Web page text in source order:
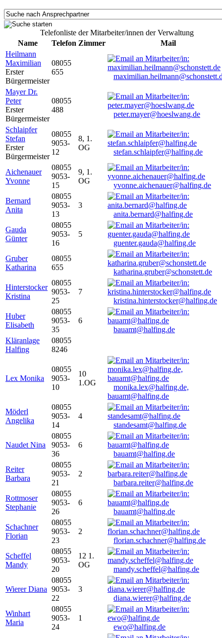
Telefonliste der Mitarbeiter/innen der Verwaltung
Name
Telefon Zimmer
Mail
Heilmann
Maximilian
Erster
Bürgermeister
08055
655
Mayer Dr.
Peter
Erster
Bürgermeister
08055
488
peter.mayer@hoeslwang.de
Schlaipfer
Stefan
Erster
Bürgermeister
08055
9053-
12
8, 1.
OG
stefan.schlaipfer@halfing.de
Aichenauer
Yvonne
08055
9053-
15
9, 1.
OG
yvonne.aichenauer@halfing.de
Bernard
Anita
08055
9053-
13
3
anita.bernard@halfing.de
Gauda
Günter
08055
9053-
16
5
guenter.gauda@halfing.de
Gruber
Katharina
08055
655
katharina.gruber@schonstett.de
Hinterstocker
Kristina
08055
9053-
25
7
kristina.hinterstocker@halfing.de
Huber
Elisabeth
08055
9053-
35
6
bauamt@halfing.de
Kläranlage
Halfing
08055
8246
Lex Monika
08055
9053-
10
10
1.OG
monika.lex@halfing.de,
bauamt@halfing.de
Möderl
Angelika
08055
9053-
14
4
standesamt@halfing.de
Naudet Nina
08055
9053-
36
6
bauamt@halfing.de
Reiter
Barbara
08055
9053-
21
2
barbara.reiter@halfing.de
Rottmoser
Stephanie
08055
9053-
26
6
bauamt@halfing.de
Schachner
Florian
08055
9053-
23
2
florian.schachner@halfing.de
Scheffel
Mandy
08055
9053-
20
12 1.
OG
mandy.scheffel@halfing.de
Wierer Diana
08055
9053-
22
3
diana.wierer@halfing.de
Winhart
Maria
08055
9053-
24
1
ewo@halfing.de